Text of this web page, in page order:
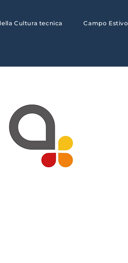
Cultura tecnica Campo Estivo